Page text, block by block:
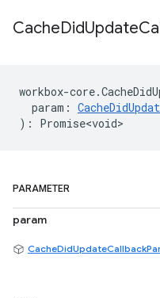
CacheDidUpdate
workbox-core.
param :
) : Promise<void>
PARAMETER
param